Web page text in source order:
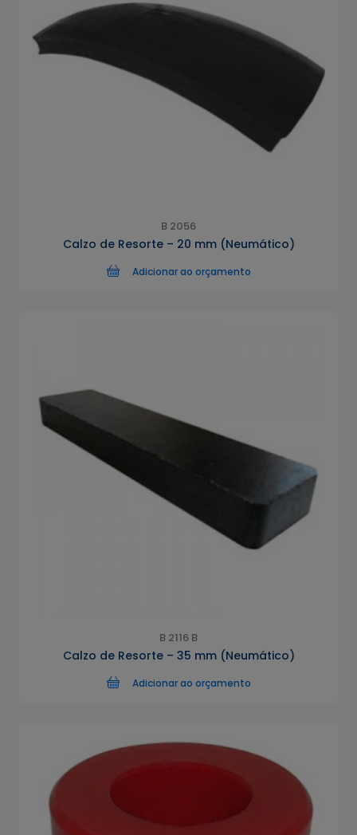
B 2056
Calzo de Resorte – 20 mm (Neumático)
Adicionar ao orçamento
B 2116 B
Calzo de Resorte – 35 mm (Neumático)
Adicionar ao orçamento